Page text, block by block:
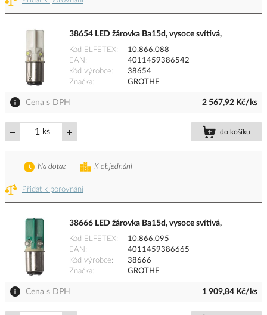
38654 LED žárovka Ba15d, vysoce svítivá,
Kód ELFETEX
10.866.088
EAN
4011459386542
Kód výrobce
38654
Značka
GROTHE
Cena s DPH 2 567,92 Kč/ks
ks do košíku
Přidat k porovnání
K objednání
Na dotaz
38666 LED žárovka Ba15d, vysoce svítivá,
Kód ELFETEX
10.866.095
EAN
4011459386665
Kód výrobce
38666
Značka
GROTHE
Cena s DPH 1 909,84 Kč/ks